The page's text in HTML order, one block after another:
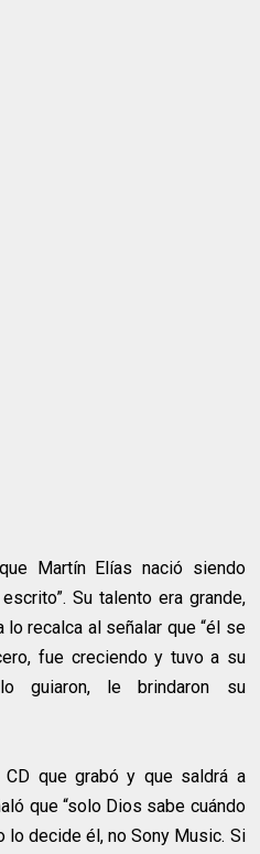
Martín Elías nació siendo
Su talento era grande,
recalca al señalar que “él se
fue creciendo y tuvo a su
guiaron, le brindaron su
que grabó y que saldrá a
que “solo Dios sabe cuándo
decide él, no Sony Music. Si